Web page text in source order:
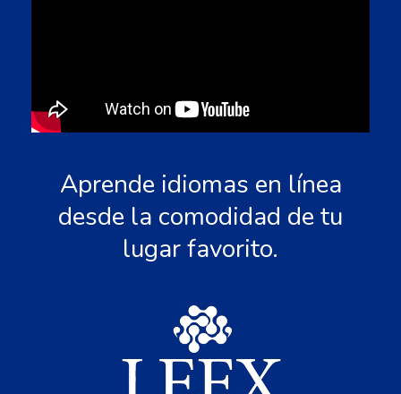
Aprende idiomas en línea
desde la comodidad de tu
lugar favorito.